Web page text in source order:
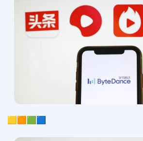
🟨🟧🟩🟦